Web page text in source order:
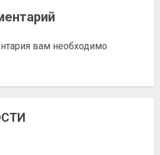
вам необходимо